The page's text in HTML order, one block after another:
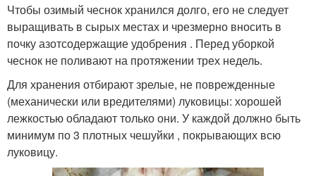
Чтобы озимый чеснок хранился долго, его не следует
выращивать в сырых местах и чрезмерно вносить в
почку азотсодержащие удобрения . Перед уборкой
чеснок не поливают на протяжении трех недель.
Для хранения отбирают зрелые, не поврежденные
(механически или вредителями) луковицы: хорошей
лежкостью обладают только они. У каждой должно быть
минимум по 3 плотных чешуйки , покрывающих всю
луковицу.